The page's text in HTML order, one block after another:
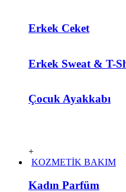
Erkek Ceket
Erkek Sweat & T-
Çocuk Ayakkabı
+
KOZMETİK BAKIM
Kadın Parfüm